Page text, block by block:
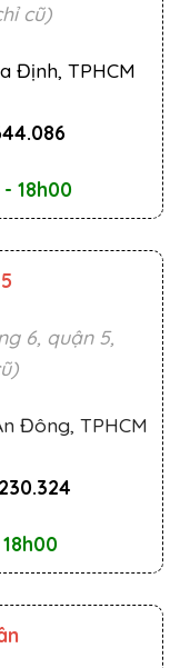
cũ)
Định, TPHCM
18h00
6, quận 5,
Đông, TPHCM